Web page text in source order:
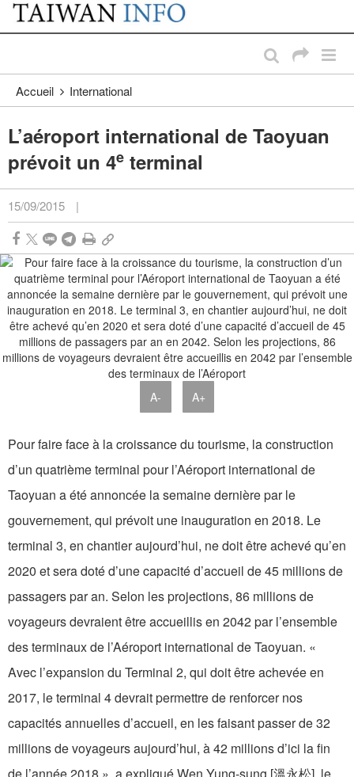
Passer au contenu principal
:::
Accueil International
L’aéroport international de Taoyuan
prévoit un 4e terminal
15/09/2015 |
A- A+
Pour faire face à la croissance du tourisme, la construction
d’un quatrième terminal pour l’Aéroport international de
Taoyuan a été annoncée la semaine dernière par le
gouvernement, qui prévoit une inauguration en 2018. Le
terminal 3, en chantier aujourd’hui, ne doit être achevé qu’en
2020 et sera doté d’une capacité d’accueil de 45 millions de
passagers par an. Selon les projections, 86 millions de
voyageurs devraient être accueillis en 2042 par l’ensemble
des terminaux de l’Aéroport international de Taoyuan. «
Avec l’expansion du Terminal 2, qui doit être achevée en
2017, le terminal 4 devrait permettre de renforcer nos
capacités annuelles d’accueil, en les faisant passer de 32
millions de voyageurs aujourd’hui, à 42 millions d’ici la fin